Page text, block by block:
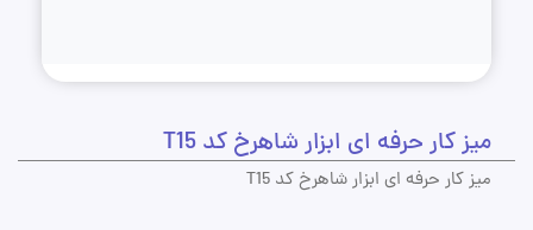
میز کار حرفه ای ابزار شاهرخ کد T15
میز کار حرفه ای ابزار شاهرخ کد T15